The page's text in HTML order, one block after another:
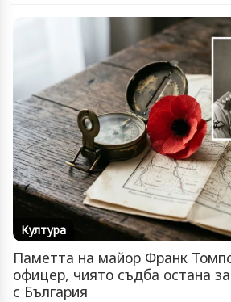
Култура
Паметта на майор Франк
офицер, чиято съдба остана
с България